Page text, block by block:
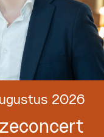
2026